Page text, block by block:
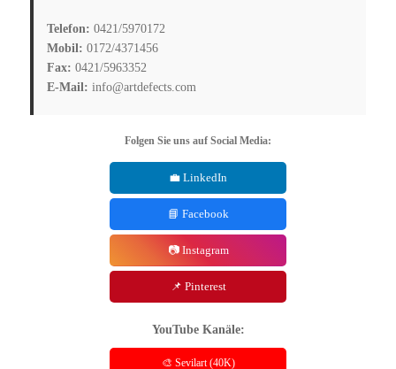
Telefon: 0421/5970172
Mobil: 0172/4371456
Fax: 0421/5963352
E-Mail: info@artdefects.com
Folgen Sie uns auf Social Media:
💼 LinkedIn
📘 Facebook
📷 Instagram
📌 Pinterest
YouTube Kanäle:
🎨 Sevilart (40K)